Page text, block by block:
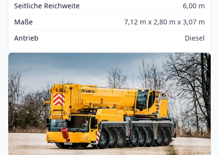
Seitliche Reichweite
6,00 m
Maße
7,12 m x 2,80 m x 3,07 m
Antrieb
Diesel